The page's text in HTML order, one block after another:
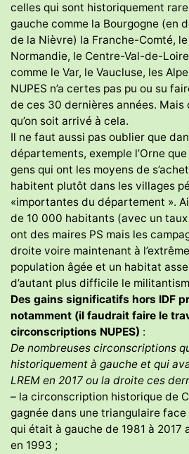
celles qui sont historiquement
gauche comme la Bourgogne (en
de la Nièvre) la Franche-Comté,
Normandie, le Centre-Val-de-
comme le Var, le Vaucluse, les
NUPES n’a certes pas pu ou su
de ces 30 dernières années. Mais
qu’on soit arrivé à cela.
Il ne faut aussi pas oublier que
départements, exemple l’Orne
gens qui ont les moyens de
habitent plutôt dans les villages
«importantes du département ».
de 10 000 habitants (avec un taux
ont des maires PS mais les
droite voire maintenant à
population âgée et un habitat
d’autant plus difficile le
Des gains significatifs hors IDF
notamment (il faudrait faire le
circonscriptions NUPES) :
De nombreuses circonscriptions
historiquement à gauche et qui
LREM en 2017 ou la droite ces
– la circonscription historique de
gagnée dans une triangulaire face
qui était à gauche de 1981 à 2017
en 1993 ;